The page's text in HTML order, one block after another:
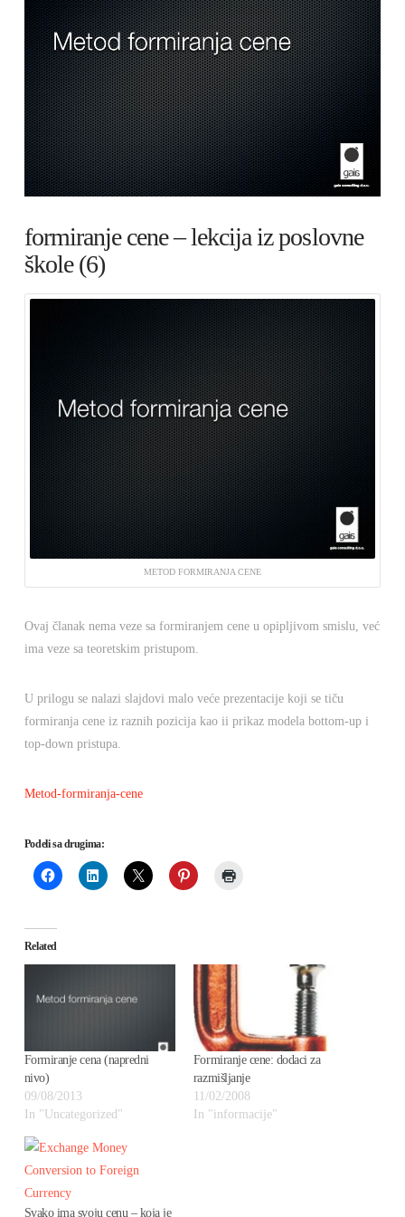
formiranje cene – lekcija iz poslovne
škole (6)
METOD FORMIRANJA CENE
Ovaj članak nema veze sa formiranjem cene u opipljivom smislu, već
ima veze sa teoretskim pristupom.
U prilogu se nalazi slajdovi malo veće prezentacije koji se tiču
formiranja cene iz raznih pozicija kao ii prikaz modela bottom-up i
top-down pristupa.
Metod-formiranja-cene
Podeli sa drugima:
Related
Formiranje cena (napredni
nivo)
09/08/2013
In "Uncategorized"
Formiranje cene: dodaci za
razmišljanje
11/02/2008
In "informacije"
Svako ima svoju cenu – koja je